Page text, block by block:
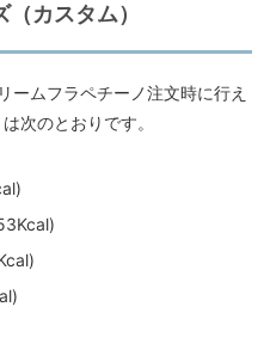
カスタム）
ームフラペチーノ注文時に行え
次のとおりです。